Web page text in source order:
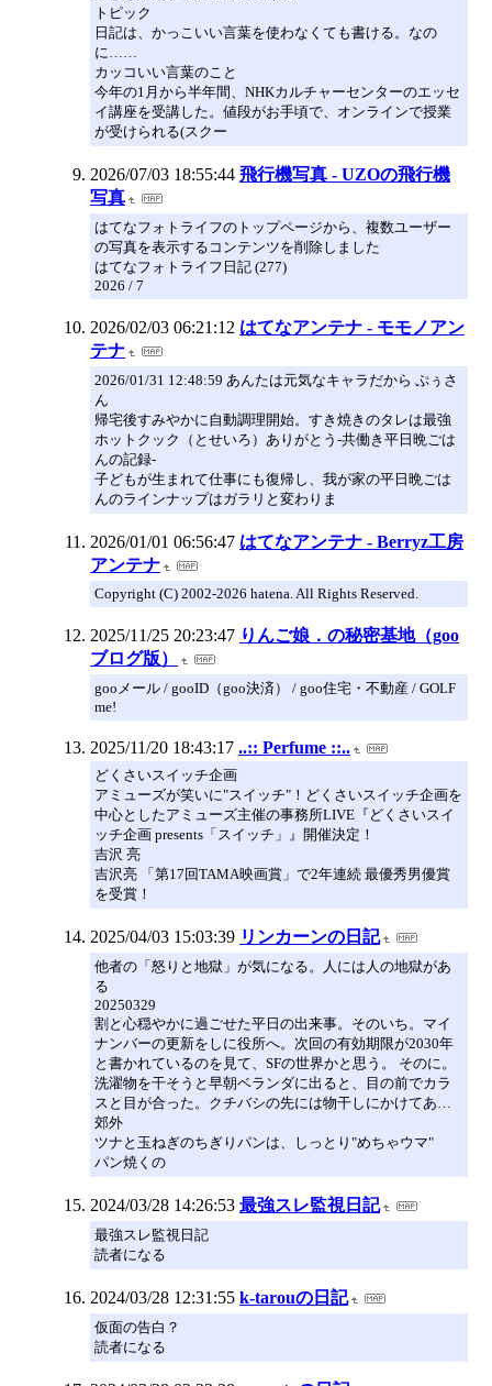
トピック
日記は、かっこいい言葉を使わなくても書ける。なの
に……
カッコいい言葉のこと
今年の1月から半年間、NHKカルチャーセンターのエッセ
イ講座を受講した。値段がお手頃で、オンラインで授業
が受けられる(スクー
2026/07/03 18:55:44 飛行機写真 - UZOの飛行機
写真
はてなフォトライフのトップページから、複数ユーザー
の写真を表示するコンテンツを削除しました
はてなフォトライフ日記 (277)
2026 / 7
2026/02/03 06:21:12 はてなアンテナ - モモノアン
テナ
2026/01/31 12:48:59 あんたは元気なキャラだから ぷぅさ
ん
帰宅後すみやかに自動調理開始。すき焼きのタレは最強
ホットクック（とせいろ）ありがとう-共働き平日晩ごは
んの記録-
子どもが生まれて仕事にも復帰し、我が家の平日晩ごは
んのラインナップはガラリと変わりま
2026/01/01 06:56:47 はてなアンテナ - Berryz工房
アンテナ
Copyright (C) 2002-2026 hatena. All Rights Reserved.
2025/11/25 20:23:47 りんご娘．の秘密基地（goo
ブログ版）
gooメール / gooID（goo決済） / goo住宅・不動産 / GOLF
me!
2025/11/20 18:43:17 ..:: Perfume ::..
どくさいスイッチ企画
アミューズが笑いに"スイッチ"！どくさいスイッチ企画を
中心としたアミューズ主催の事務所LIVE『どくさいスイ
ッチ企画 presents「スイッチ」』開催決定！
吉沢 亮
吉沢亮 「第17回TAMA映画賞」で2年連続 最優秀男優賞
を受賞！
2025/04/03 15:03:39 リンカーンの日記
他者の「怒りと地獄」が気になる。人には人の地獄があ
る
20250329
割と心穏やかに過ごせた平日の出来事。そのいち。マイ
ナンバーの更新をしに役所へ。次回の有効期限が2030年
と書かれているのを見て、SFの世界かと思う。 そのに。
洗濯物を干そうと早朝ベランダに出ると、目の前でカラ
スと目が合った。クチバシの先には物干しにかけてあ…
郊外
ツナと玉ねぎのちぎりパンは、しっとり"めちゃウマ"
パン焼くの
2024/03/28 14:26:53 最強スレ監視日記
最強スレ監視日記
読者になる
2024/03/28 12:31:55 k-tarouの日記
仮面の告白？
読者になる